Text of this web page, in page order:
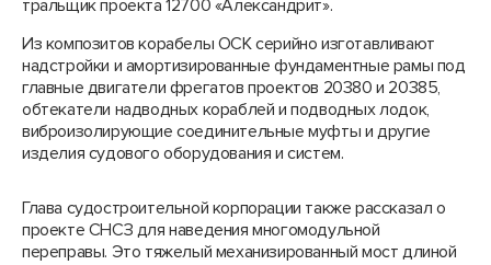
тральщик проекта 12700 «Александрит».
Из композитов корабелы ОСК серийно изготавливают
надстройки и амортизированные фундаментные рамы под
главные двигатели фрегатов проектов 20380 и 20385,
обтекатели надводных кораблей и подводных лодок,
виброизолирующие соединительные муфты и другие
изделия судового оборудования и систем.
Глава судостроительной корпорации также рассказал о
проекте СНСЗ для наведения многомодульной
переправы. Это тяжелый механизированный мост длиной